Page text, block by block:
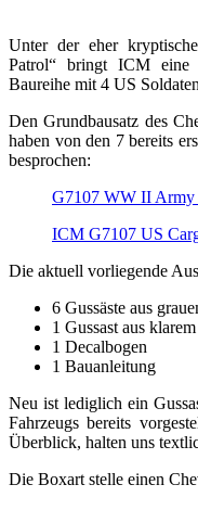
Unter der eher
Patrol“ bringt ICM eine
Baureihe mit 4 US
Den Grundbausatz des
haben von den 7 bereits
besprochen:
G7107 WW II
ICM G7107 US
Die aktuell vorliegende
6 Gussäste aus
1 Gussast aus
1 Decalbogen
1 Bauanleitung
Neu ist lediglich ein
Fahrzeugs bereits
Überblick, halten uns
Die Boxart stelle einen